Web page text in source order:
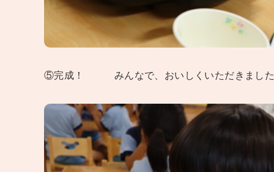
⑤完成！ みんなで、おいしくいただきまし